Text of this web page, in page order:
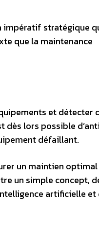
impératif stratégique
que la maintenance
et détecter
lors possible
défaillant.
un maintien optimal
un simple concept,
artificielle et